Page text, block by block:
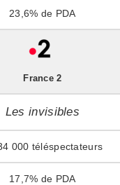
23,6%
France 2
Les invisibles
000
17,7%